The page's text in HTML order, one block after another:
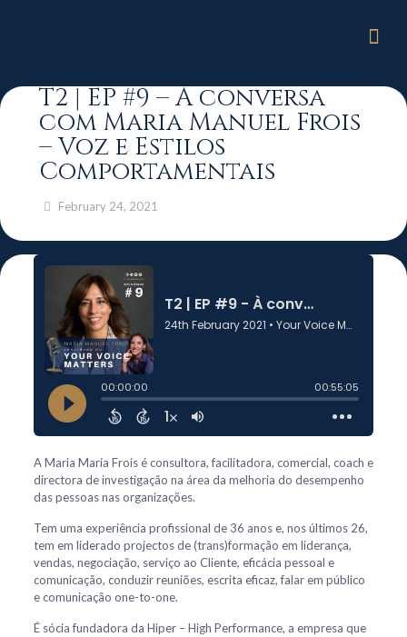
T2 | EP #9 – À conversa
com Maria Manuel Frois
– Voz e Estilos
Comportamentais
February 24, 2021
A Maria Maria Frois é consultora, facilitadora, comercial, coach e
directora de investigação na área da melhoria do desempenho
das pessoas nas organizações.
Tem uma experiência profissional de 36 anos e, nos últimos 26,
tem em liderado projectos de (trans)formação em liderança,
vendas, negociação, serviço ao Cliente, eficácia pessoal e
comunicação, conduzir reuniões, escrita eficaz, falar em público
e comunicação one-to-one.
É sócia fundadora da Hiper – High Performance, a empresa que